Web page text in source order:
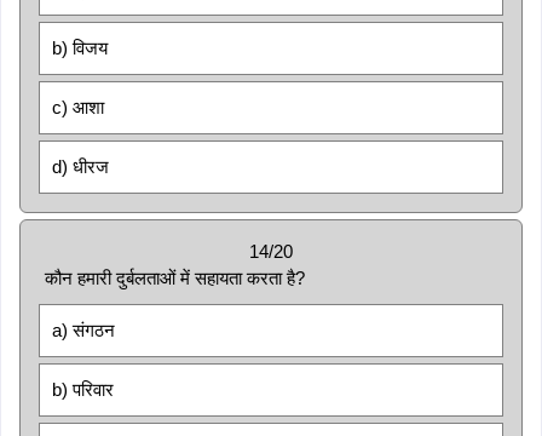
b) विजय
c) आशा
d) धीरज
14/20
कौन हमारी दुर्बलताओं में सहायता करता है?
a) संगठन
b) परिवार